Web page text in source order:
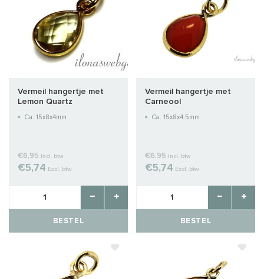
Vermeil hangertje met
Lemon Quartz
Ca. 15x8x4mm
€6,95 Incl. btw
€5,74 Excl. btw
BESTEL
Vermeil hangertje met
Carneool
Ca. 15x8x4.5mm
€6,95 Incl. btw
€5,74 Excl. btw
BESTEL